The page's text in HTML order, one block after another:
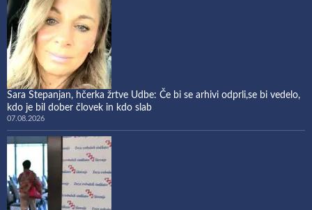
Sara Stepanjan, hčerka žrtve Udbe: Če bi se arhivi odprli,se bi vedelo,
kdo je bil dober človek in kdo slab
07.08.2026